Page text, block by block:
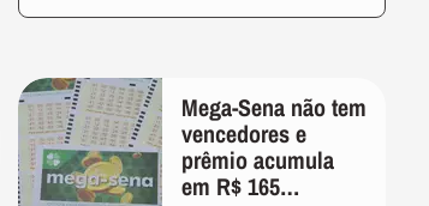
Mega-Sena não tem
vencedores e
prêmio acumula
em R$ 165